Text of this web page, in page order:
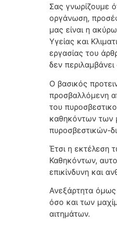
Σας γνωρίζουμε
οργάνωση,
μας είναι η
Υγείας και
εργασίας του
δεν
Ο βασικός
προσβαλλόμενη
του
καθηκόντων των
πυροσβεστικών-
Έτσι η εκτέλεση
Καθηκόντων,
επικίνδυνη και
Ανεξάρτητα όμως
όσο και των
αιτημάτων.